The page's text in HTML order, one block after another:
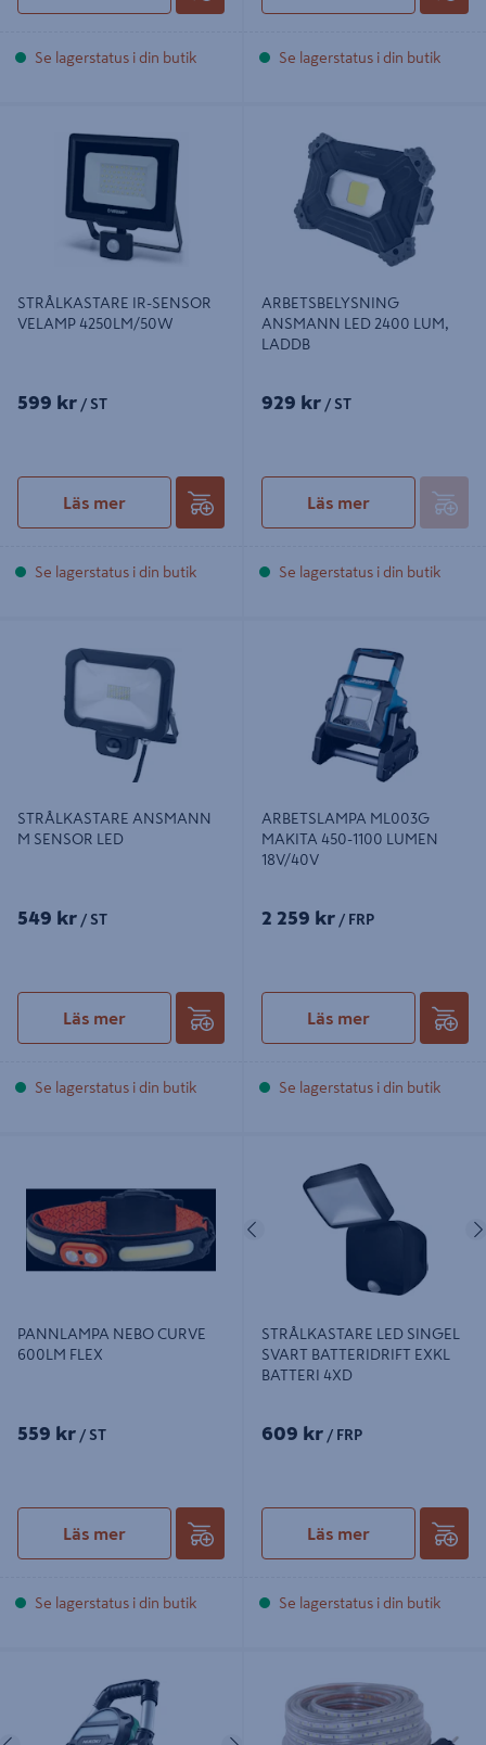
Se lagerstatus i din butik Se lagerstatus i din butik
VELAMP 4250LM/50W
STRÅLKASTARE IR-SENSOR
VELAMP 4250LM/50W
599 kr / ST
Läs mer
Se lagerstatus i din butik
LED 2400 LUM, LADDB
ARBETSBELYSNING
ANSMANN LED 2400 LUM,
LADDB
929 kr / ST
Läs mer
Se lagerstatus i din butik
SENSOR LED
STRÅLKASTARE ANSMANN
M SENSOR LED
549 kr / ST
Läs mer
Se lagerstatus i din butik
450-1100 LUMEN 18V/40V
ARBETSLAMPA ML003G
MAKITA 450-1100 LUMEN
18V/40V
2 259 kr / FRP
Läs mer
Se lagerstatus i din butik
PANNLAMPA NEBO CURVE
600LM FLEX
559 kr / ST
Läs mer
Se lagerstatus i din butik
SVART BATTERIDRIFT EXKL
BATTERI 4XD
Föregående
STRÅLKASTARE LED SINGEL
SVART BATTERIDRIFT EXKL
BATTERI 4XD
609 kr / FRP
Läs mer
Se lagerstatus i din butik
HIKOKI U BATT&LADDARE
Föregående Nästa
SINGEL 10M